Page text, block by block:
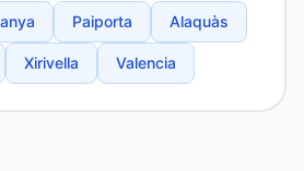
Paiporta Alaquàs
Xirivella Valencia